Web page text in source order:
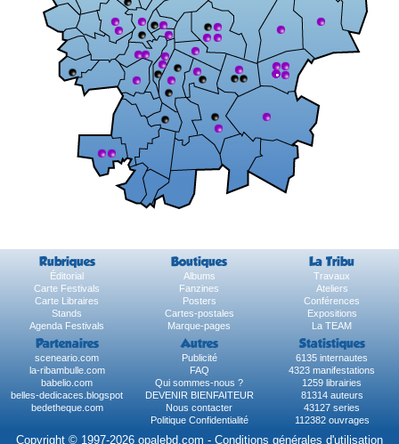
Rubriques Boutiques La Tribu
Éditorial Albums
Travaux
Carte Festivals
Fanzines
Ateliers
Carte Libraires
Posters
Conférences
Stands
Cartes-postales
Expositions
Agenda Festivals
Marque-pages La TEAM
Partenaires Autres Statistiques
sceneario.com Publicité
6135 internautes
la-ribambulle.com
FAQ
4323 manifestations
babelio.com
Qui sommes-nous ?
1259 librairies
belles-dedicaces.blogspot
DEVENIR BIENFAITEUR
81314 auteurs
bedetheque.com
Nous contacter
43127 series
Politique Confidentialité
112382 ouvrages
Copyright © 1997-2026 opalebd.com - Conditions générales d'utilisation